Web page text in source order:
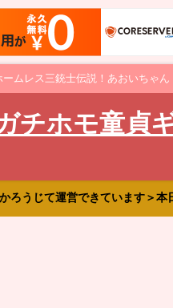
ムレス三銃士伝説！あおいちゃ
チホモ童貞
うじて運営できています＞